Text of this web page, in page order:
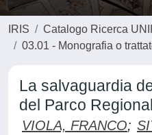
IRIS Catalogo Ricerca
03.01 - Monografia o
La salvaguardia
del Parco
VIOLA, FRANCO;